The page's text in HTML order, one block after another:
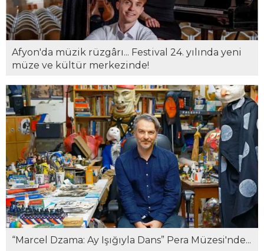
Afyon'da müzik rüzgârı... Festival 24. yılında yeni
müze ve kültür merkezinde!
“Marcel Dzama: Ay Işığıyla Dans” Pera Müzesi'nde...